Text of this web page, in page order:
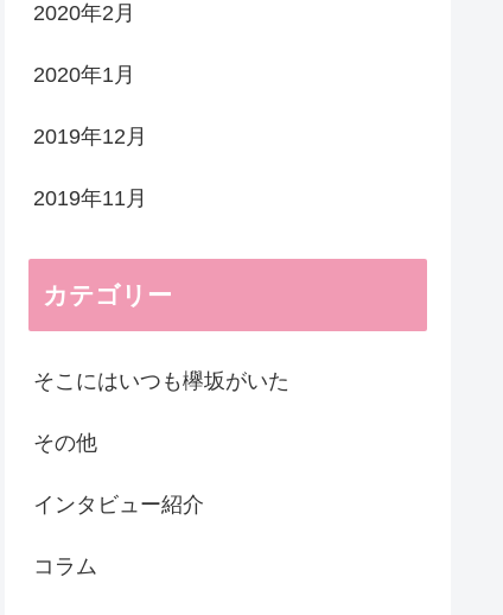
2020年2月
2020年1月
2019年12月
2019年11月
カテゴリー
そこにはいつも欅坂がいた
その他
インタビュー紹介
コラム